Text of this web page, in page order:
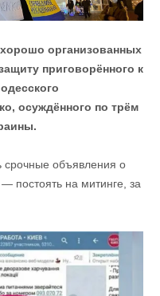
организованных
приговорённого к
осуждённого по трём
срочные объявления о
постоять на митинге, за